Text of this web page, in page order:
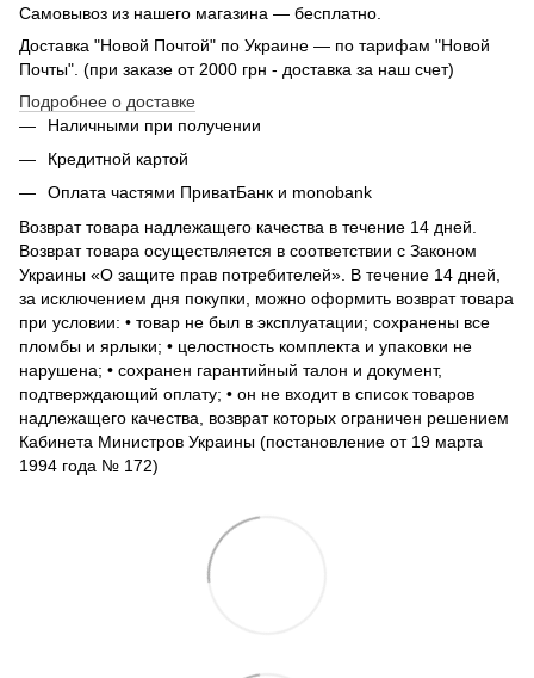
Самовывоз из нашего магазина — бесплатно.
Доставка "Новой Почтой" по Украине — по тарифам "Новой
Почты". (при заказе от 2000 грн - доставка за наш счет)
Подробнее о доставке
Наличными при получении
Кредитной картой
Оплата частями ПриватБанк и monobank
Возврат товара надлежащего качества в течение 14 дней.
Возврат товара осуществляется в соответствии с Законом
Украины «О защите прав потребителей». В течение 14 дней,
за исключением дня покупки, можно оформить возврат товара
при условии: • товар не был в эксплуатации; сохранены все
пломбы и ярлыки; • целостность комплекта и упаковки не
нарушена; • сохранен гарантийный талон и документ,
подтверждающий оплату; • он не входит в список товаров
надлежащего качества, возврат которых ограничен решением
Кабинета Министров Украины (постановление от 19 марта
1994 года № 172)